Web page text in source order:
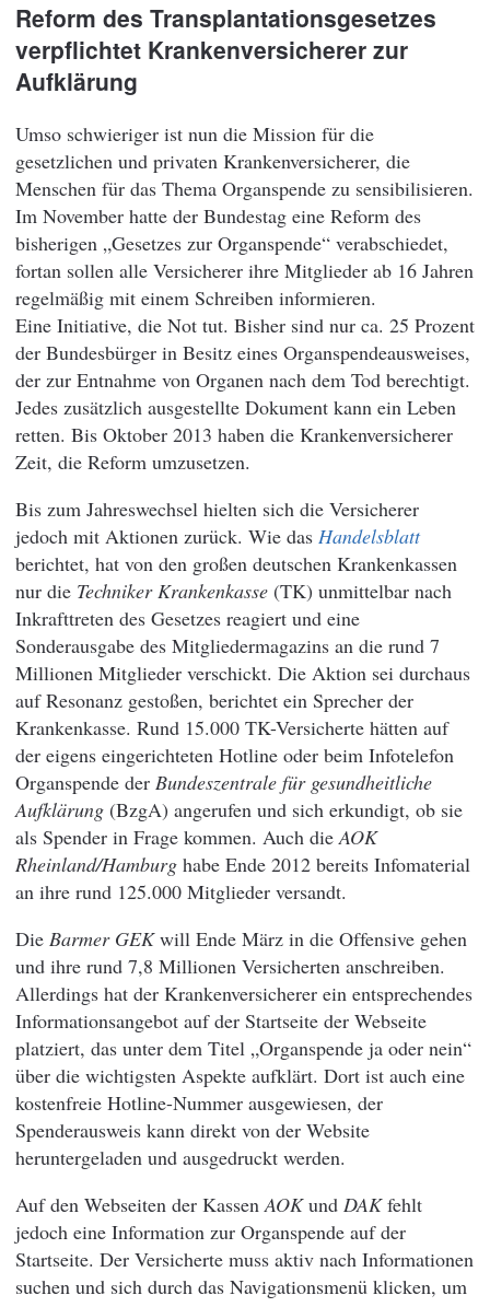
Reform des Transplantationsgesetzes
verpflichtet Krankenversicherer zur
Aufklärung
Umso schwieriger ist nun die Mission für die
gesetzlichen und privaten Krankenversicherer, die
Menschen für das Thema Organspende zu sensibilisieren.
Im November hatte der Bundestag eine Reform des
bisherigen „Gesetzes zur Organspende“ verabschiedet,
fortan sollen alle Versicherer ihre Mitglieder ab 16 Jahren
regelmäßig mit einem Schreiben informieren.
Eine Initiative, die Not tut. Bisher sind nur ca. 25 Prozent
der Bundesbürger in Besitz eines Organspendeausweises,
der zur Entnahme von Organen nach dem Tod berechtigt.
Jedes zusätzlich ausgestellte Dokument kann ein Leben
retten. Bis Oktober 2013 haben die Krankenversicherer
Zeit, die Reform umzusetzen.
Bis zum Jahreswechsel hielten sich die Versicherer
jedoch mit Aktionen zurück. Wie das Handelsblatt
berichtet, hat von den großen deutschen Krankenkassen
nur die Techniker Krankenkasse (TK) unmittelbar nach
Inkrafttreten des Gesetzes reagiert und eine
Sonderausgabe des Mitgliedermagazins an die rund 7
Millionen Mitglieder verschickt. Die Aktion sei durchaus
auf Resonanz gestoßen, berichtet ein Sprecher der
Krankenkasse. Rund 15.000 TK-Versicherte hätten auf
der eigens eingerichteten Hotline oder beim Infotelefon
Organspende der Bundeszentrale für gesundheitliche
Aufklärung (BzgA) angerufen und sich erkundigt, ob sie
als Spender in Frage kommen. Auch dieAOK
Rheinland/Hamburg habe Ende 2012 bereits Infomaterial
an ihre rund 125.000 Mitglieder versandt.
Die Barmer GEKwill Ende März in die Offensive gehen
und ihre rund 7,8 Millionen Versicherten anschreiben.
Allerdings hat der Krankenversicherer ein entsprechendes
Informationsangebot auf der Startseite der Webseite
platziert, das unter dem Titel „Organspende ja oder nein“
über die wichtigsten Aspekte aufklärt. Dort ist auch eine
kostenfreie Hotline-Nummer ausgewiesen, der
Spenderausweis kann direkt von der Website
heruntergeladen und ausgedruckt werden.
Auf den Webseiten der KassenAOKund DAKfehlt
jedoch eine Information zur Organspende auf der
Startseite. Der Versicherte muss aktiv nach Informationen
suchen und sich durch das Navigationsmenü klicken, um